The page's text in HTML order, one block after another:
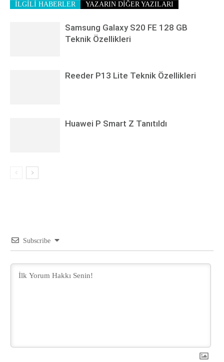
İLGİLİ HABERLER YAZARIN DİĞER YAZILARI
Samsung Galaxy S20 FE 128 GB
Teknik Özellikleri
Reeder P13 Lite Teknik Özellikleri
Huawei P Smart Z Tanıtıldı
Subscribe